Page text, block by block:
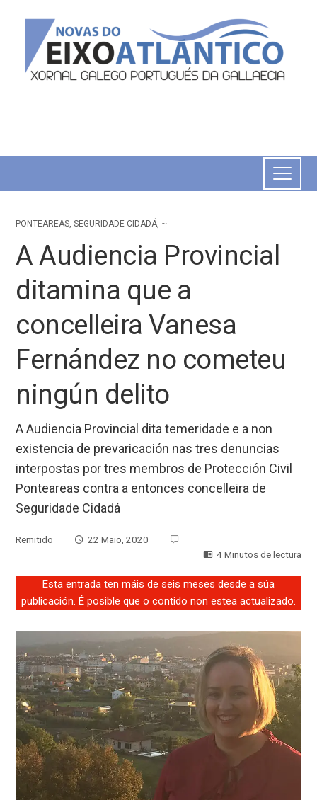
PONTEAREAS,SEGURIDADE CIDADÁ, ~
A Audiencia Provincial
ditamina que a
concelleira Vanesa
Fernández no cometeu
ningún delito
A Audiencia Provincial dita temeridade e a non
existencia de prevaricación nas tres denuncias
interpostas por tres membros de Protección Civil
Ponteareas contra a entonces concelleira de
Seguridade Cidadá
Remitido
22 Maio, 2020
4 Minutos de lectura
Esta entrada ten máis de seis meses desde a súa
publicación. É posible que o contido non estea actualizado.